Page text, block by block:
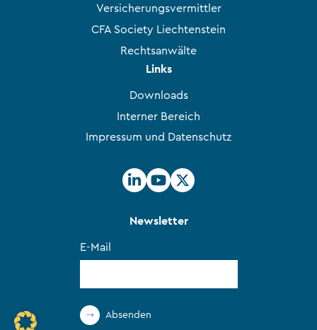
Versicherungsvermittler
CFA Society Liechtenstein
Rechtsanwälte
Links
Downloads
Interner Bereich
Impressum und Datenschutz
Newsletter
E-Mail
Absenden